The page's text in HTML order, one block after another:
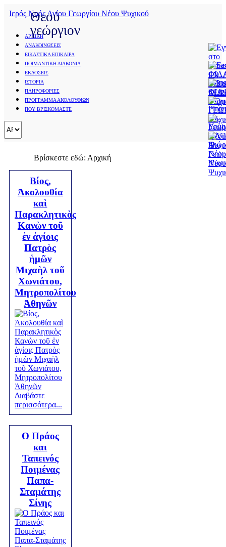
Ιερός Ναός Αγίου Γεωργίου Νέου Ψυχικού
Θεού
γεώργιον
ΑΡΧΙΚΗ
ΑΝΑΚΟΙΝΩΣΕΙΣ
ΕΙΚΑΣΤΙΚΑ ΕΠΙΚΑΙΡΑ
ΠΟΙΜΑΝΤΙΚΗ ΔΙΑΚΟΝΙΑ
ΕΚΔΟΣΕΙΣ
ΙΣΤΟΡΙΑ
ΠΛΗΡΟΦΟΡΙΕΣ
ΠΡΟΓΡΑΜΜΑ ΑΚΟΛΟΥΘΙΩΝ
ΠΟΥ ΒΡΙΣΚΟΜΑΣΤΕ
Βρίσκεστε εδώ: Αρχική
Βίος,
Ἀκολουθία
καὶ
Παρακλητικὸς
Κανὼν τοῦ
ἐν ἁγίοις
Πατρὸς
ἡμῶν
Μιχαὴλ τοῦ
Χωνιάτου,
Μητροπολίτου
Ἀθηνῶν
Διαβάστε
περισσότερα...
Ο Πράος
και
Ταπεινός
Ποιμένας
Παπα-
Σταμάτης
Σίνης